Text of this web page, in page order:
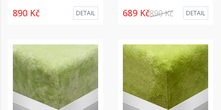
890 Kč DETAIL 689 Kč890 Kč DETAIL